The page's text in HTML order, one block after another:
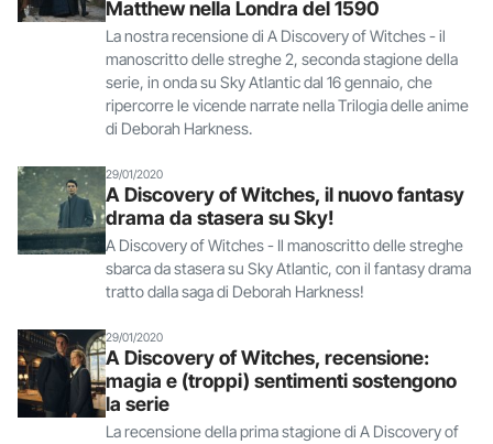
Matthew nella Londra del 1590
La nostra recensione di A Discovery of Witches - il
manoscritto delle streghe 2, seconda stagione della
serie, in onda su Sky Atlantic dal 16 gennaio, che
ripercorre le vicende narrate nella Trilogia delle anime
di Deborah Harkness.
29/01/2020
A Discovery of Witches, il nuovo fantasy
drama da stasera su Sky!
A Discovery of Witches - Il manoscritto delle streghe
sbarca da stasera su Sky Atlantic, con il fantasy drama
tratto dalla saga di Deborah Harkness!
29/01/2020
A Discovery of Witches, recensione:
magia e (troppi) sentimenti sostengono
la serie
La recensione della prima stagione di A Discovery of